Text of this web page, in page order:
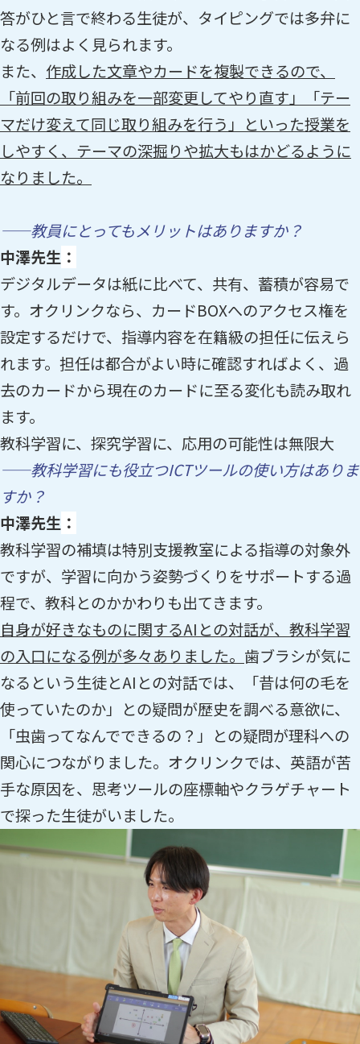
答がひと言で終わる生徒が、タイピングでは多弁に
なる例はよく見られます。
また、 作成した文章やカードを複製できるので、
「前回の取り組みを一部変更してやり直す」「テー
マだけ変えて同じ取り組みを行う」といった授業を
しやすく、テーマの深掘りや拡大もはかどるように
なりました。
——教員にとってもメリットはありますか？
中澤先生 ：
デジタルデータは紙に比べて、共有、蓄積が容易で
す。オクリンクなら、カードBOXへのアクセス権を
設定するだけで、指導内容を在籍級の担任に伝えら
れます。担任は都合がよい時に確認すればよく、過
去のカードから現在のカードに至る変化も読み取れ
ます。
教科学習に、探究学習に、応用の可能性は無限大
——教科学習にも役立つICTツールの使い方はありま
すか？
中澤先生 ：
教科学習の補填は特別支援教室による指導の対象外
ですが、学習に向かう姿勢づくりをサポートする過
程で、教科とのかかわりも出てきます。
自身が好きなものに関するAIとの対話が、教科学習
の入口になる例が多々ありました。 歯ブラシが気に
なるという生徒とAIとの対話では、「昔は何の毛を
使っていたのか」との疑問が歴史を調べる意欲に、
「虫歯ってなんでできるの？」との疑問が理科への
関心につながりました。オクリンクでは、英語が苦
手な原因を、思考ツールの座標軸やクラゲチャート
で探った生徒がいました。